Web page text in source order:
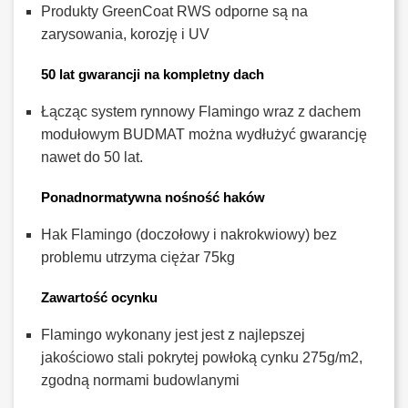
Produkty GreenCoat RWS odporne są na
zarysowania, korozję i UV
50 lat gwarancji na kompletny dach
Łącząc system rynnowy Flamingo wraz z dachem
modułowym BUDMAT można wydłużyć gwarancję
nawet do 50 lat.
Ponadnormatywna nośność haków
Hak Flamingo (doczołowy i nakrokwiowy) bez
problemu utrzyma ciężar 75kg
Zawartość ocynku
Flamingo wykonany jest jest z najlepszej
jakościowo stali pokrytej powłoką cynku 275g/m2,
zgodną normami budowlanymi